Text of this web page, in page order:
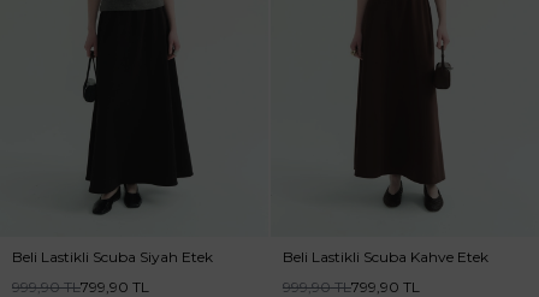
Beli Lastikli Scuba Siyah Etek
999,90TL799,90 TL
Beli Lastikli Scuba Kahve Etek
999,90TL799,90 TL